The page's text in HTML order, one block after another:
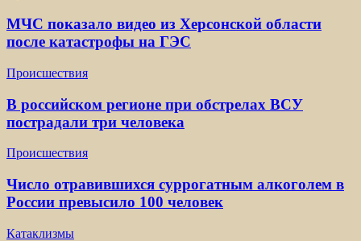
МЧС показало видео из Херсонской области
после катастрофы на ГЭС
Происшествия
В российском регионе при обстрелах ВСУ
пострадали три человека
Происшествия
Число отравившихся суррогатным алкоголем в
России превысило 100 человек
Катаклизмы